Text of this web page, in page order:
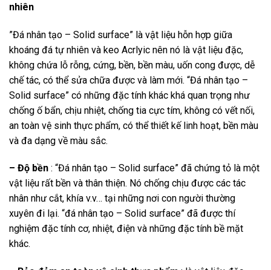
nhiên
”Đá nhân tạo – Solid surface” là vật liệu hỗn hợp giữa
khoáng đá tự nhiên và keo Acrlyic nên nó là vật liệu đặc,
không chứa lỗ rỗng, cứng, bền, bền màu, uốn cong được, dễ
chế tác, có thể sửa chữa được và làm mới. “Đá nhân tạo –
Solid surface” có những đặc tính khác khá quan trọng như
chống ố bẩn, chịu nhiệt, chống tia cực tím, không có vết nối,
an toàn vệ sinh thực phẩm, có thể thiết kế linh hoạt, bền màu
và đa dạng về màu sắc.
– Độ bền : “Đá nhân tạo – Solid surface” đã chứng tỏ là một
vật liệu rất bền và thân thiện. Nó chống chịu được các tác
nhân như cắt, khía v.v… tại những nơi con người thường
xuyên đi lại. “đá nhân tạo – Solid surface” đã được thí
nghiệm đặc tính cơ, nhiệt, điện và những đặc tính bề mặt
khác.